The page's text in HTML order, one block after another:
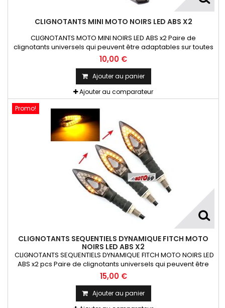
CLIGNOTANTS MINI MOTO NOIRS LED ABS X2
CLIGNOTANTS MOTO MINI NOIRS LED ABS x2 Paire de
clignotants universels qui peuvent être adaptables sur toutes
motos ou scooters
10,00 €
Ajouter au panier
Ajouter au comparateur
Promo!
CLIGNOTANTS SEQUENTIELS DYNAMIQUE FITCH MOTO
NOIRS LED ABS X2
CLIGNOTANTS SEQUENTIELS DYNAMIQUE FITCH MOTO NOIRS LED
ABS x2 pcs Paire de clignotants universels qui peuvent être
adaptables sur toutes motos ou scooters
15,00 €
Ajouter au panier